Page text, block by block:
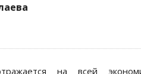
на всей